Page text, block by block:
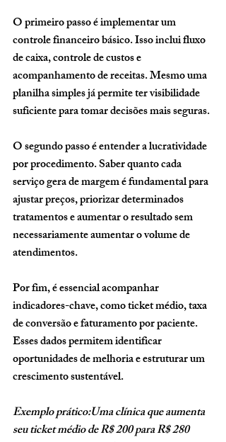
O primeiro passo é implementar um
controle financeiro básico. Isso inclui fluxo
de caixa, controle de custos e
acompanhamento de receitas. Mesmo uma
planilha simples já permite ter visibilidade
suficiente para tomar decisões mais seguras.
O segundo passo é entender a lucratividade
por procedimento. Saber quanto cada
serviço gera de margem é fundamental para
ajustar preços, priorizar determinados
tratamentos e aumentar o resultado sem
necessariamente aumentar o volume de
atendimentos.
Por fim, é essencial acompanhar
indicadores-chave, como ticket médio, taxa
de conversão e faturamento por paciente.
Esses dados permitem identificar
oportunidades de melhoria e estruturar um
crescimento sustentável.
Exemplo prático:Uma clínica que aumenta
seu ticket médio de R$ 200 para R$ 280